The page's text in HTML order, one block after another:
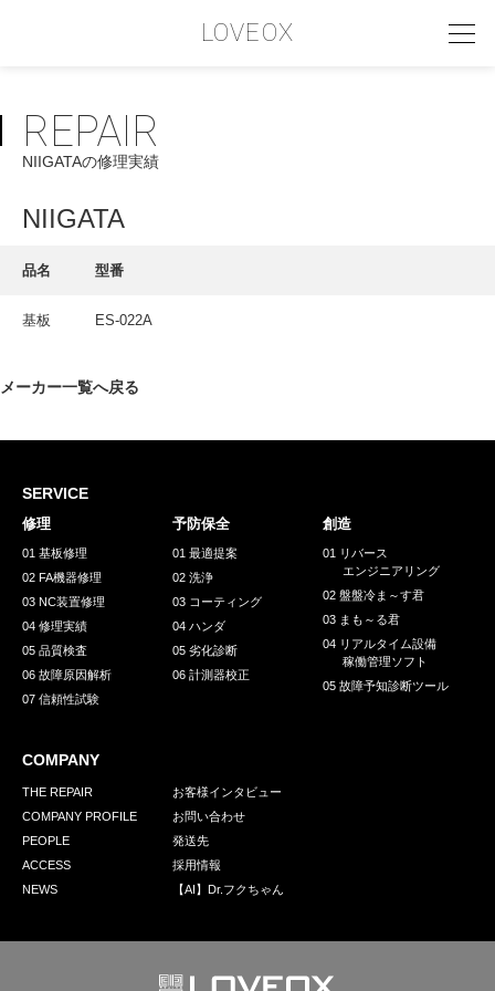
LOVEOX
PHILOSOPHY
フィロソフィー
COMPANY PROFILE
INTERVIEW
採用情報
GREEN CHALLENGE
環境への取り組み
お問い合わせ 発送先
REPAIR
NIIGATAの修理実績
NIIGATA
品名 型番
基板 ES-022A
メーカー一覧へ戻る
SERVICE
修理
01 基板修理
02 FA機器修理
03 NC装置修理
04 修理実績
05 品質検査
06 故障原因解析
07 信頼性試験
予防保全
01 最適提案
02 洗浄
03 コーティング
04 ハンダ
05 劣化診断
06 計測器校正
創造
01 リバース
エンジニアリング
02 盤盤冷ま～す君
03 まも～る君
04 リアルタイム設備
稼働管理ソフト
05 故障予知診断ツール
COMPANY
THE REPAIR
COMPANY PROFILE
PEOPLE
ACCESS
NEWS
お客様インタビュー
お問い合わせ
発送先
採用情報
【AI】Dr.フクちゃん